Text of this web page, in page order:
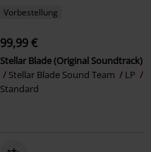
Vorbestellung
99,99 €
Stellar Blade (Original Soundtrack)
Stellar Blade Sound Team
LP
Standard